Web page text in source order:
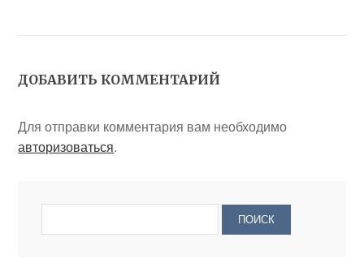
ДОБАВИТЬ КОММЕНТАРИЙ
Для отправки комментария вам необходимо
авторизоваться.